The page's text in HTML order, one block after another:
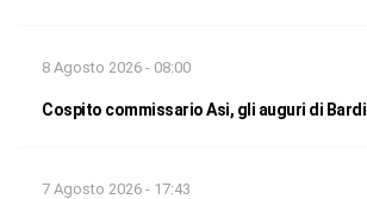
8 Agosto 2026 - 08:00
Cospito commissario Asi, gli auguri di Bardi
7 Agosto 2026 - 17:43